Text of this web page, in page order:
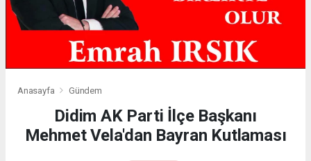
Anasayfa Gündem
Didim AK Parti İlçe Başkanı
Mehmet Vela'dan Bayran Kutlaması